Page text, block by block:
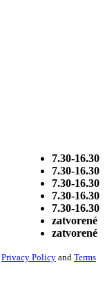
7.30-16.30
7.30-16.30
7.30-16.30
7.30-16.30
7.30-16.30
zatvorené
zatvorené
Privacy Policy and Terms